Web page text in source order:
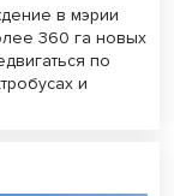
в мэрии
360 га новых
по
и